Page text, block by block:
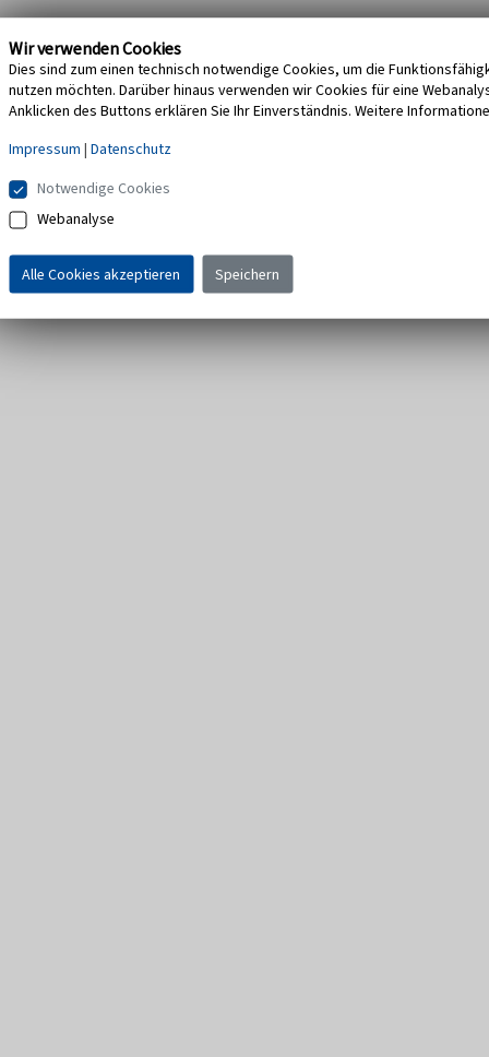
Wir verwenden Cookies
Dies sind zum einen technisch notwendige Cookies, um die
nutzen möchten. Darüber hinaus verwenden wir Cookies für eine
Anklicken des Buttons erklären Sie Ihr Einverständnis. Weitere
Impressum | Datenschutz
Notwendige Cookies
Webanalyse
Alle Cookies akzeptieren Speichern